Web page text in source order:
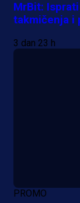
MrBit:
takmičenja i
3 dan 23 h
PROMO